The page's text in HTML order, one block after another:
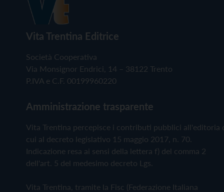
Vita Trentina Editrice
Società Cooperativa
Via Monsignor Endrici, 14 – 38122 Trento
P.IVA e C.F. 00199960220
Amministrazione trasparente
Vita Trentina percepisce i contributi pubblici all'editoria
cui al decreto legislativo 15 maggio 2017, n. 70.
Indicazione resa ai sensi della lettera f) del comma 2
dell'art. 5 del medesimo decreto Lgs.
Vita Trentina, tramite la Fisc (Federazione Italiana